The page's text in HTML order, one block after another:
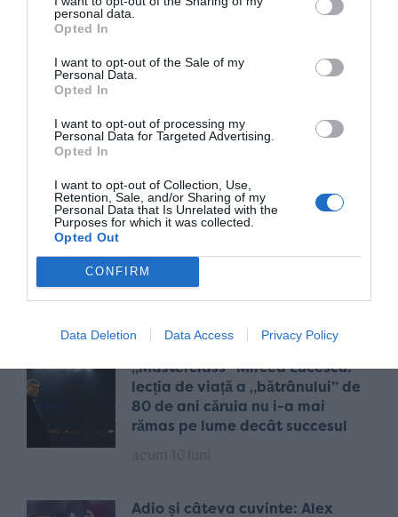
personal data.
Opted In
I want to opt-out of the Sale of my
Personal Data.
Opted In
I want to opt-out of processing my
Personal Data for Targeted Advertising.
Opted In
I want to opt-out of Collection, Use,
Retention, Sale, and/or Sharing of my
Personal Data that Is Unrelated with the
Purposes for which it was collected.
Opted Out
CONFIRM
Data Deletion Data Access Privacy Policy
încăpățânarea, curajul, pasiunea
barajul de la Istanbul ne pune
față în față cu superficialitatea și
acum 4 luni
cât de greu mi-a fost mie și aș
vrea să nu le fie greu și altora”
acum 8 luni
„Masterclass” Mircea Lucescu:
lecția de viață a „bătrânului” de
80 de ani căruia nu i-a mai
rămas pe lume decât succesul
Adio și câteva cuvinte: Alex